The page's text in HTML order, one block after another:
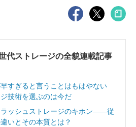
代ストレージの全貌連載記事
すぎると言うことはもはやない
技術を選ぶのは今だ
ッシュストレージのキホン――従
いとその本質とは？